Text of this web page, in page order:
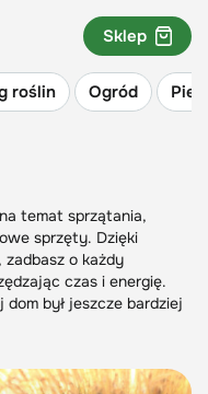
roślin Ogród
Sklep
temat sprzątania,
sprzęty. Dzięki
zadbasz o każdy
czas i energię.
był jeszcze bardziej